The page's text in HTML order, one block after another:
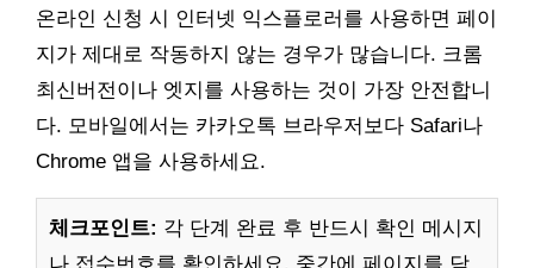
온라인 신청 시 인터넷 익스플로러를 사용하면 페이
지가 제대로 작동하지 않는 경우가 많습니다. 크롬
최신버전이나 엣지를 사용하는 것이 가장 안전합니
다. 모바일에서는 카카오톡 브라우저보다 Safari나
Chrome 앱을 사용하세요.
체크포인트: 각 단계 완료 후 반드시 확인 메시지